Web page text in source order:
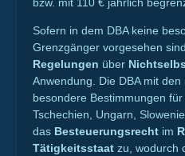
Sofern in dem DBA keine
Grenzgänger vorgesehen
Regelungen über
Anwendung. Die DBA mit
besondere Bestimmungen
Tschechien, Ungarn,
das Besteuerungsrecht im
Tätigkeitsstaat zu, wodurch